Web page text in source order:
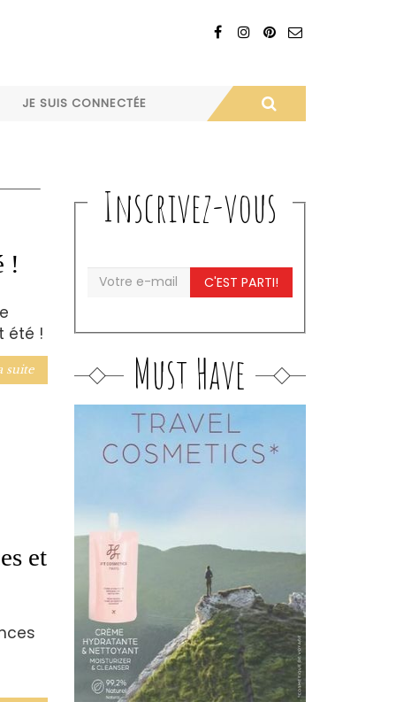
JE SUIS CONNECTÉE
!
été !
suite
et
Inscrivez-vous
C'EST PARTI!
Must Have